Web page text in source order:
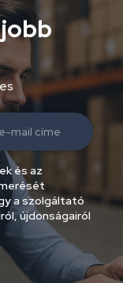
és az
a szolgáltató
újdonságairól